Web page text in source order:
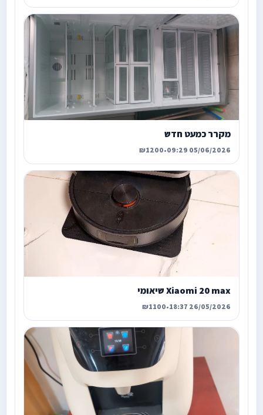
מקרר כמעט חדש
05/06/2026 09:29
•
₪1200
Xiaomi 20 max שיאומי
26/05/2026 18:37
•
₪1100